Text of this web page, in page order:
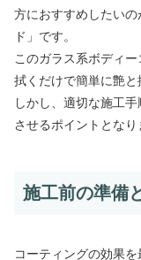
方におすすめしたい
ド」です。
このガラス系ボディ
拭くだけで簡単に艶と
しかし、適切な施工
させるポイントとなり
施工前の準備
コーティングの効果